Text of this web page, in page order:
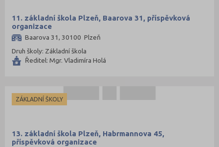
11. základní škola Plzeň, Baarova 31, příspěvková
organizace
Baarova 31, 30100 Plzeň
Druh školy: Základní škola
Ředitel: Mgr. Vladimíra Holá
ZÁKLADNÍ ŠKOLY
13. základní škola Plzeň, Habrmannova 45,
příspěvková organizace